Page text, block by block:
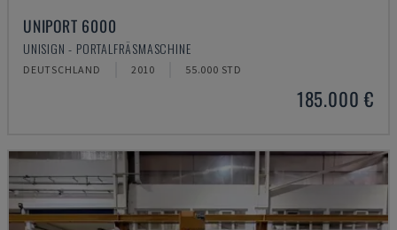
UNIPORT 6000
UNISIGN - PORTALFRÄSMASCHINE
DEUTSCHLAND 2010 55.000 STD
185.000 €